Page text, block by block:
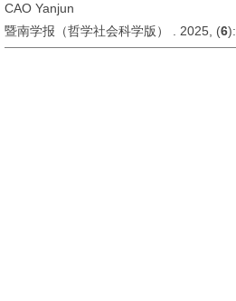
CAO Yanjun
暨南学报（哲学社会科学版） . 2025, (6